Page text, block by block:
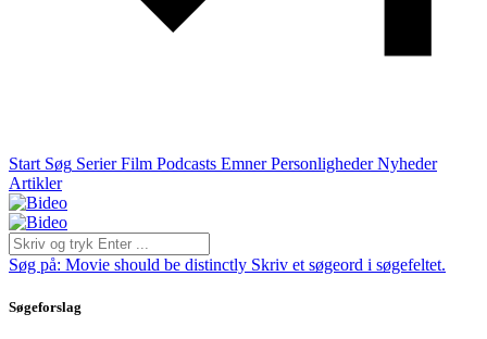
Start Søg Serier Film Podcasts Emner Personligheder Nyheder
Artikler
Søg på: Movie should be distinctly Skriv et søgeord i søgefeltet.
Søgeforslag